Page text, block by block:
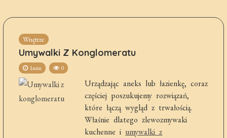
Wnętrze
Umywalki Z Konglomeratu
1min 0
Urządzając aneks lub łazienkę, coraz
częściej poszukujemy rozwiązań,
które łączą wygląd z trwałością.
Właśnie dlatego zlewozmywaki
kuchenne i umywalki z